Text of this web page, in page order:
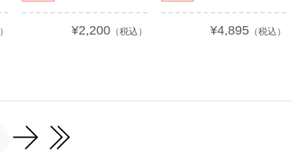
¥2,200（税込） ¥4,895 （税込）